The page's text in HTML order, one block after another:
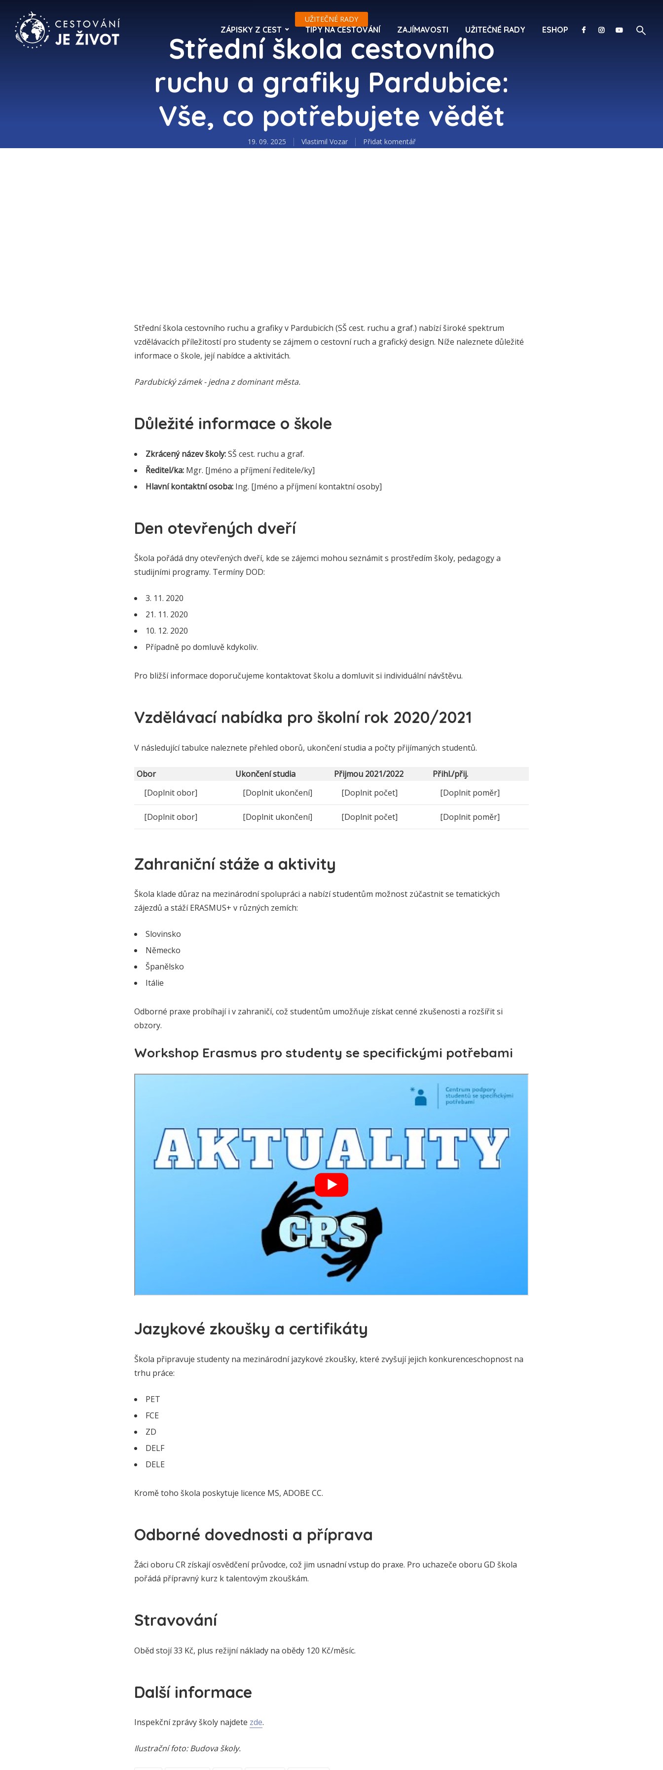
ZÁPISKY Z CEST TIPY NA CESTOVÁNÍ ZAJÍMAVOSTI UŽITEČNÉ RADY ESHOP
UŽITEČNÉ RADY
Střední škola cestovního
ruchu a grafiky Pardubice:
Vše, co potřebujete vědět
19. 09. 2025 Vlastimil Vozar Přidat komentář
Střední škola cestovního ruchu a grafiky v Pardubicích (SŠ cest. ruchu a graf.) nabízí široké spektrum
vzdělávacích příležitostí pro studenty se zájmem o cestovní ruch a grafický design. Níže naleznete důležité
informace o škole, její nabídce a aktivitách.
Pardubický zámek - jedna z dominant města.
Důležité informace o škole
Zkrácený název školy:SŠ cest. ruchu a graf.
Ředitel/ka: Mgr. [Jméno a příjmení ředitele/ky]
Hlavní kontaktní osoba: Ing. [Jméno a příjmení kontaktní osoby]
Den otevřených dveří
Škola pořádá dny otevřených dveří, kde se zájemci mohou seznámit s prostředím školy, pedagogy a
studijními programy. Termíny DOD:
3. 11. 2020
21. 11. 2020
10. 12. 2020
Případně po domluvě kdykoliv.
Pro bližší informace doporučujeme kontaktovat školu a domluvit si individuální návštěvu.
Vzdělávací nabídka pro školní rok 2020/2021
V následující tabulce naleznete přehled oborů, ukončení studia a počty přijímaných studentů.
Obor Ukončení studia Přijmou 2021/2022
Přihl./přij.
[Doplnit obor]
[Doplnit ukončení] [Doplnit počet] [Doplnit poměr]
[Doplnit obor] [Doplnit ukončení] [Doplnit počet] [Doplnit poměr]
Zahraniční stáže a aktivity
Škola klade důraz na mezinárodní spolupráci a nabízí studentům možnost zúčastnit se tematických
zájezdů a stáží ERASMUS+ v různých zemích:
Slovinsko
Německo
Španělsko
Itálie
Odborné praxe probíhají i v zahraničí, což studentům umožňuje získat cenné zkušenosti a rozšířit si
obzory.
Workshop Erasmus pro studenty se specifickými potřebami
Jazykové zkoušky a certifikáty
Škola připravuje studenty na mezinárodní jazykové zkoušky, které zvyšují jejich konkurenceschopnost na
trhu práce:
PET
FCE
ZD
DELF
DELE
Kromě toho škola poskytuje licence MS, ADOBE CC.
Odborné dovednosti a příprava
Žáci oboru CR získají osvědčení průvodce, což jim usnadní vstup do praxe. Pro uchazeče oboru GD škola
pořádá přípravný kurz k talentovým zkouškám.
Stravování
Oběd stojí 33 Kč, plus režijní náklady na obědy 120 Kč/měsíc.
Další informace
Inspekční zprávy školy najdete zde.
Ilustrační foto: Budova školy.